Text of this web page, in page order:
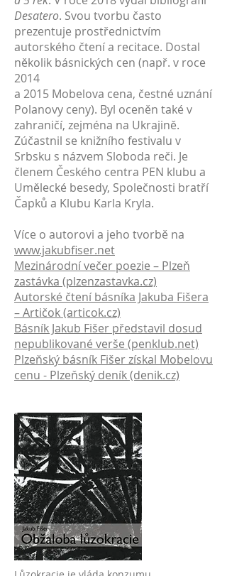
Desatero. Svou tvorbu často
prezentuje prostřednictvím
autorského čtení a recitace. Dostal
několik básnických cen (např. v roce
2014
a 2015 Mobelova cena, čestné uznání
Polanovy ceny). Byl oceněn také v
zahraničí, zejména na Ukrajině.
Zúčastnil se knižního festivalu v
Srbsku s názvem Sloboda reči. Je
členem Českého centra PEN klubu a
Umělecké besedy, Společnosti bratří
Čapků a Klubu Karla Kryla.
Více o autorovi a jeho tvorbě na
www.jakubfiser.net
Mezinárodní večer poezie – Plzeň
zastávka (plzenzastavka.cz)
Autorské čtení básníka Jakuba Fišera
– Artičok (articok.cz)
Básník Jakub Fišer představil dosud
nepublikované verše (penklub.net)
Plzeňský básník Fišer získal Mobelovu
cenu - Plzeňský deník (denik.cz)